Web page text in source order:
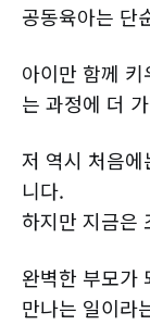
공동육아는 단
아이만 함께
는 과정에 더
저 역시 처음
니다.
하지만 지금은
완벽한 부모가
만나는 일이라